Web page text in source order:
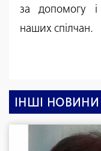
за допомогу і
наших спілчан.
ІНШІ НОВИНИ